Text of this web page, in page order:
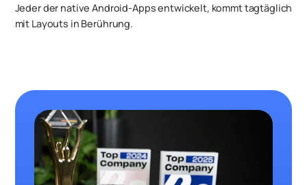
Jeder der native Android-Apps entwickelt, kommt tagtäglich
mit Layouts in Berührung.